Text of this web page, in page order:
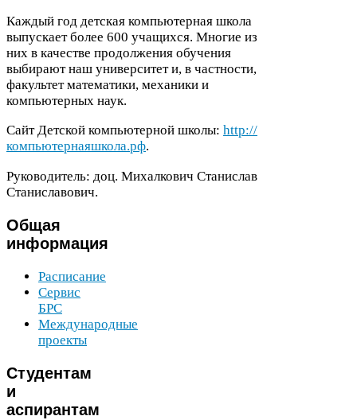
Каждый год детская компьютерная школа
выпускает более 600 учащихся. Многие из
них в качестве продолжения обучения
выбирают наш университет и, в частности,
факультет математики, механики и
компьютерных наук.
Сайт Детской компьютерной школы: http://
компьютернаяшкола.рф.
Руководитель: доц. Михалкович Станислав
Станиславович.
Общая
информация
Расписание
Сервис
БРС
Международные
проекты
Студентам
и
аспирантам